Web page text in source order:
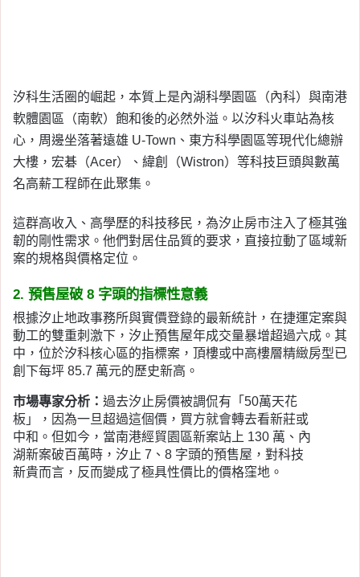
汐科生活圈的崛起，本質上是內湖科學園區（內科）與南港
軟體園區（南軟）飽和後的必然外溢。以汐科火車站為核
心，周邊坐落著遠雄 U-Town、東方科學園區等現代化總辦
大樓，宏碁（Acer）、緯創（Wistron）等科技巨頭與數萬
名高薪工程師在此聚集。
這群高收入、高學歷的科技移民，為汐止房市注入了極其強
韌的剛性需求。他們對居住品質的要求，直接拉動了區域新
案的規格與價格定位。
2. 預售屋破 8 字頭的指標性意義
根據汐止地政事務所與實價登錄的最新統計，在捷運定案與
動工的雙重刺激下，汐止預售屋年成交量暴增超過六成。其
中，位於汐科核心區的指標案，頂樓或中高樓層精緻房型已
創下每坪 85.7 萬元的歷史新高。
市場專家分析 ： 過去汐止房價被調侃有「50萬天花
板」，因為一旦超過這個價，買方就會轉去看新莊或
中和。但如今，當南港經貿園區新案站上 130 萬、內
湖新案破百萬時，汐止 7、8 字頭的預售屋，對科技
新貴而言，反而變成了極具性價比的價格窪地。